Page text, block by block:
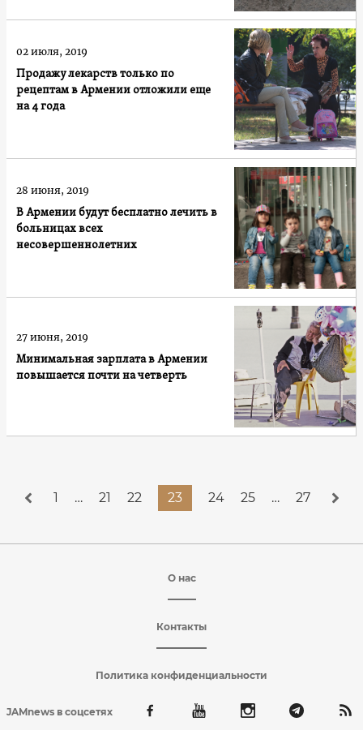
Продажу лекарств только по
рецептам в Армении отложили еще
на 4 года
02 июля, 2019
В Армении будут бесплатно лечить в
больницах всех
несовершеннолетних
28 июня, 2019
Минимальная зарплата в Армении
повышается почти на четверть
27 июня, 2019
1 … 21 22 23 24 25 … 27
О нас
Контакты
Политика конфиденциальности
JAMnews в соцсетях